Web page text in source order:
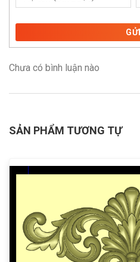
GỬI
Chưa có bình luận nào
SẢN PHẨM TƯƠNG TỰ